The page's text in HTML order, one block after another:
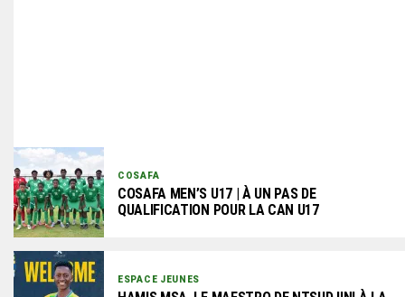
COSAFA
COSAFA MEN’S U17 | À UN PAS DE
QUALIFICATION POUR LA CAN U17
ESPACE JEUNES